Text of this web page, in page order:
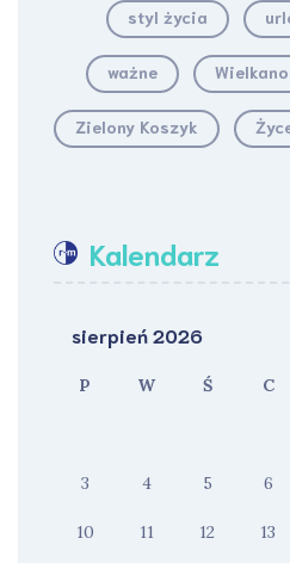
styl życia
ważne
Zielony Koszyk
Kalendarz
sierpień 2026
P W Ś C
3 4 5 6
10 11 12 13